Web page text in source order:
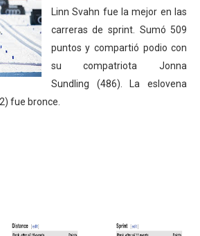
Linn Svahn fue la mejor en las
carreras de sprint. Sumó 509
puntos y compartió podio con
su compatriota Jonna
Sundling (486). La eslovena
fue bronce.